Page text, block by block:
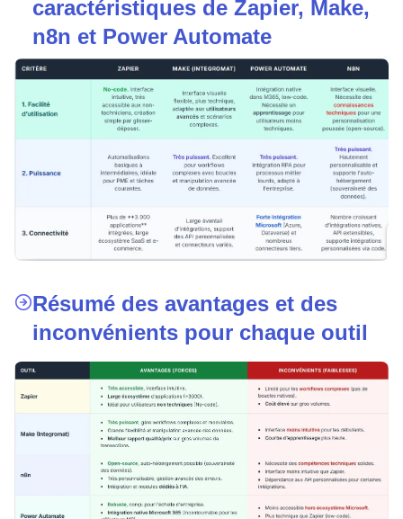
caractéristiques de Zapier, Make,
n8n et Power Automate
Résumé des avantages et des
inconvénients pour chaque outil